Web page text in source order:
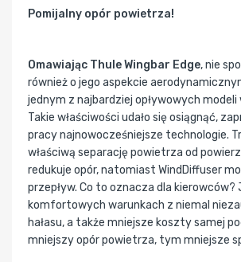
Pomijalny opór powietrza!
Omawiając Thule Wingbar Edge, nie
również o jego aspekcie
jednym z najbardziej opływowych modeli
Takie właściwości udało się osiągnąć,
pracy najnowocześniejsze technologie.
właściwą separację powietrza od
redukuje opór, natomiast WindDiffuser
przepływ. Co to oznacza dla
komfortowych warunkach z niemal
hałasu, a także mniejsze koszty samej
mniejszy opór powietrza, tym mniejsze